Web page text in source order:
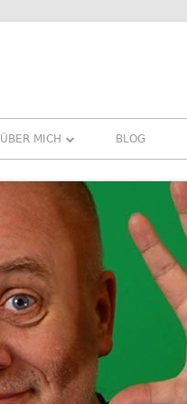
ÜBER MICH
REFERENZEN ERFAHRUNGEN UND
NEWSLETTER
BLOG